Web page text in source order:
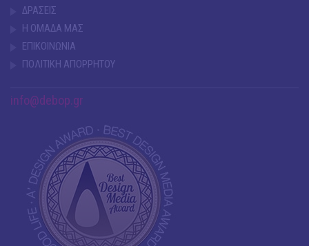
ΔΡΑΣΕΙΣ
Η ΟΜΑΔΑ ΜΑΣ
ΕΠΙΚΟΙΝΩΝΙΑ
ΠΟΛΙΤΙΚΗ ΑΠΟΡΡΗΤΟΥ
info@debop.gr